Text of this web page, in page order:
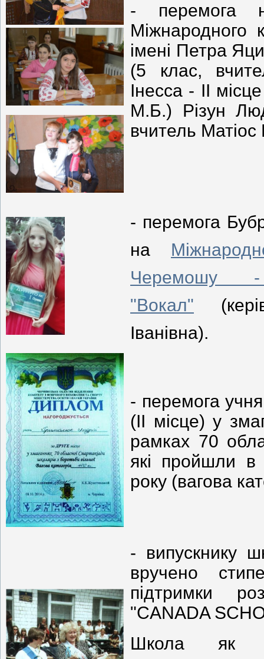
- перемога
Міжнародного
імені Петра
(5 клас,
Інесса - ІІ
М.Б.) Різун
вчитель
- перемога
на
Черемошу
"Вокал"
Іванівна).
- перемога
(ІІ місце) у
рамках 70
які пройшли в
року (вагова
- випускнику
вручено
підтримки
"CANADA
Школа як